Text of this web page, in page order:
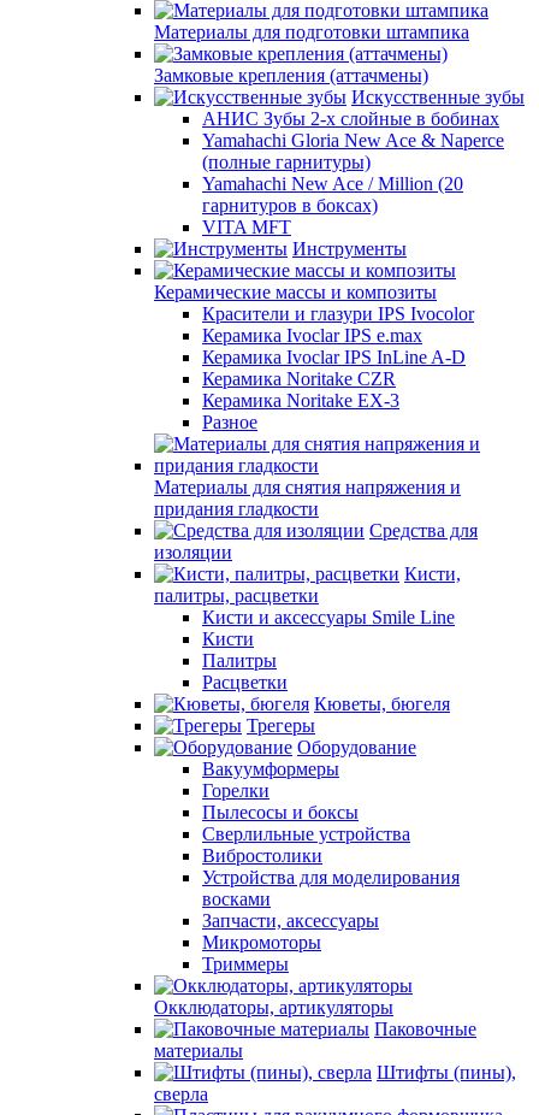
Материалы для подготовки штампика
Замковые крепления (аттачмены)
Искусственные зубы
АНИС Зубы 2-х слойные в бобинах
Yamahachi Gloria New Ace & Naperce
(полные гарнитуры)
Yamahachi New Ace / Million (20
гарнитуров в боксах)
VITA MFT
Инструменты
Керамические массы и композиты
Красители и глазури IPS Ivocolor
Керамика Ivoclar IPS e.max
Керамика Ivoclar IPS InLine A-D
Керамика Noritake CZR
Керамика Noritake EX-3
Разное
Материалы для снятия напряжения и
придания гладкости
Средства для
изоляции
Кисти,
палитры, расцветки
Кисти и аксессуары Smile Line
Кисти
Палитры
Расцветки
Кюветы, бюгеля
Трегеры
Оборудование
Вакуумформеры
Горелки
Пылесосы и боксы
Сверлильные устройства
Вибростолики
Устройства для моделирования
восками
Запчасти, аксессуары
Микромоторы
Триммеры
Окклюдаторы, артикуляторы
Паковочные
материалы
Штифты (пины),
сверла